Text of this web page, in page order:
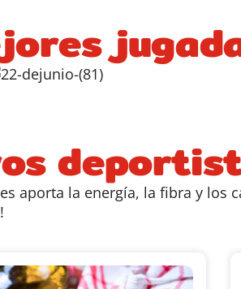
aporta la energía, la fibra y